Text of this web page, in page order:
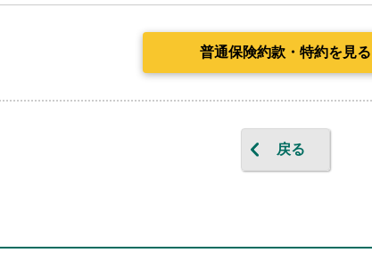
普通保険約款・特約を見る
戻る